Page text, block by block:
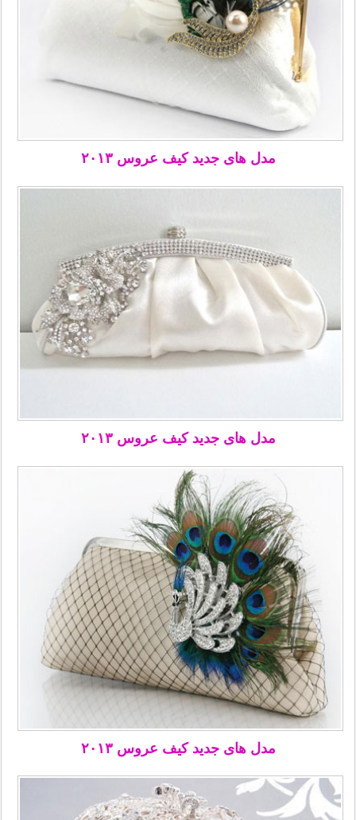
مدل های جدید کیف عروس ۲۰۱۳
مدل های جدید کیف عروس ۲۰۱۳
مدل های جدید کیف عروس ۲۰۱۳